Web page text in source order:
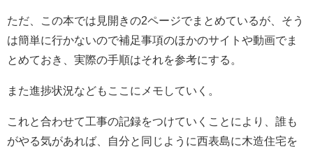
ただ、この本では見開きの2ページでまとめているが、そう
は簡単に行かないので補足事項のほかのサイトや動画でま
とめておき、実際の手順はそれを参考にする。
また進捗状況などもここにメモしていく。
これと合わせて工事の記録をつけていくことにより、誰も
がやる気があれば、自分と同じように西表島に木造住宅を